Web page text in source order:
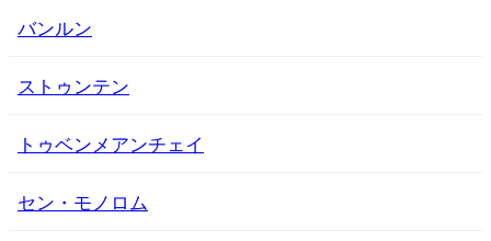
バンルン
ストゥンテン
トゥベンメアンチェイ
セン・モノロム